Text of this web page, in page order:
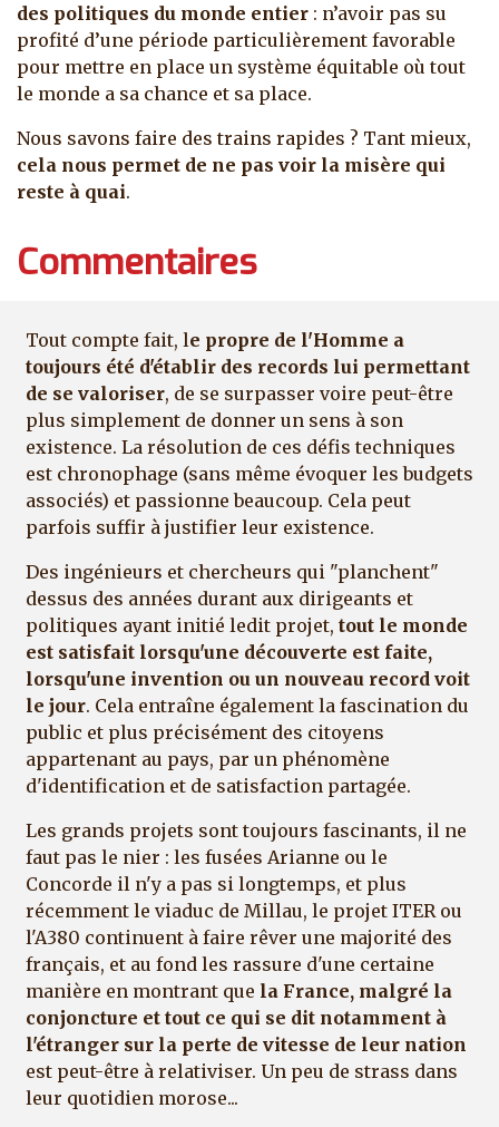
des politiques du monde entier : n’avoir pas su
profité d’une période particulièrement favorable
pour mettre en place un système équitable où tout
le monde a sa chance et sa place.
Nous savons faire des trains rapides ? Tant mieux,
cela nous permet de ne pas voir la misère qui
reste à quai.
Commentaires
Tout compte fait, le propre de l'Homme a
toujours été d'établir des records lui permettant
de se valoriser, de se surpasser voire peut-être
plus simplement de donner un sens à son
existence. La résolution de ces défis techniques
est chronophage (sans même évoquer les budgets
associés) et passionne beaucoup. Cela peut
parfois suffir à justifier leur existence.
Des ingénieurs et chercheurs qui "planchent"
dessus des années durant aux dirigeants et
politiques ayant initié ledit projet, tout le monde
est satisfait lorsqu'une découverte est faite,
lorsqu'une invention ou un nouveau record voit
le jour. Cela entraîne également la fascination du
public et plus précisément des citoyens
appartenant au pays, par un phénomène
d'identification et de satisfaction partagée.
Les grands projets sont toujours fascinants, il ne
faut pas le nier : les fusées Arianne ou le
Concorde il n'y a pas si longtemps, et plus
récemment le viaduc de Millau, le projet ITER ou
l'A380 continuent à faire rêver une majorité des
français, et au fond les rassure d'une certaine
manière en montrant que la France, malgré la
conjoncture et tout ce qui se dit notamment à
l'étranger sur la perte de vitesse de leur nation
est peut-être à relativiser. Un peu de strass dans
leur quotidien morose...